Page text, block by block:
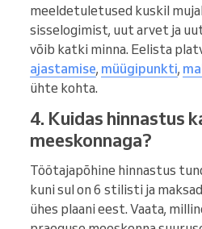
meeldetuletused kuskil
sisselogimist, uut arvet ja
võib katki minna. Eelista
ajastamise, müügipunkti,
ühte kohta.
4. Kuidas hinnastus
meeskonnaga?
Töötajapõhine hinnastus
kuni sul on 6 stilisti ja
ühes plaani eest. Vaata,